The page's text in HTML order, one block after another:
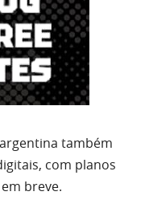
também
com planos
breve.